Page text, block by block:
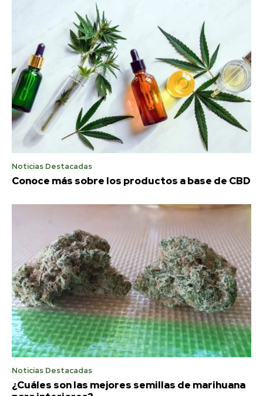
Noticias Destacadas
Conoce más sobre los productos a base de CBD
Noticias Destacadas
¿Cuáles son las mejores semillas de marihuana